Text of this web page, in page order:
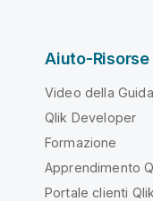
Aiuto-Risorse
Video della
Qlik Developer
Formazione
Apprendimento
Portale clienti Qlik